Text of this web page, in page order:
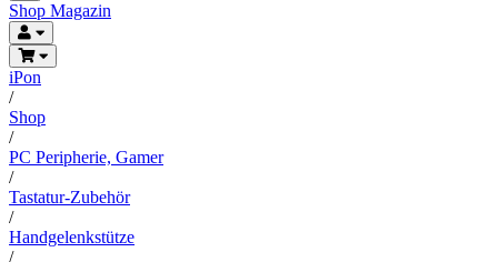
Shop Magazin
iPon
/
Shop
/
PC Peripherie, Gamer
/
Tastatur-Zubehör
/
Handgelenkstütze
/